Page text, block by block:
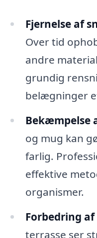
Fjernelse af
Over tid
andre
grundig
belægninger
Bekæmpelse
og mug kan
farlig.
effektive
organismer.
Forbedring
terrasse ser